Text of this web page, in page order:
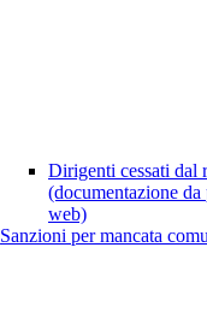
Dirigenti cessati dal
(documentazione
web)
Sanzioni per mancata